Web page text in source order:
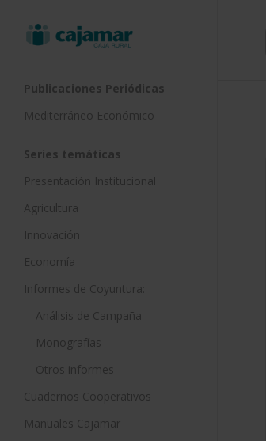
Publicaciones Periódicas
Mediterráneo Económico
Series temáticas
Presentación Institucional
Agricultura
Innovación
Economía
Informes de Coyuntura:
Análisis de Campaña
Monografías
Otros informes
Cuadernos Cooperativos
Manuales Cajamar